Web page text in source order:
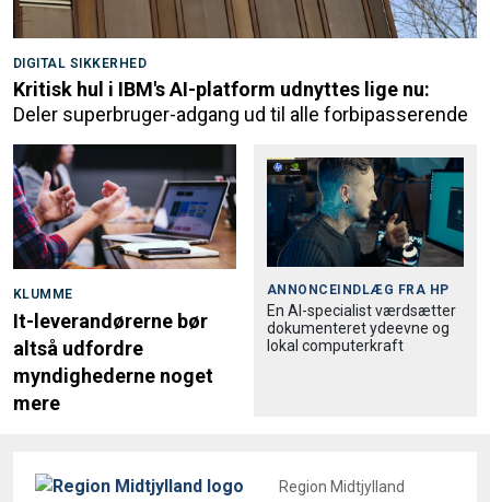
DIGITAL SIKKERHED
Kritisk hul i IBM's AI-platform udnyttes lige nu:
Deler superbruger-adgang ud til alle forbipasserende
KLUMME
It-leverandørerne bør
altså udfordre
myndighederne noget
mere
ANNONCEINDLÆG FRA HP
En AI-specialist værdsætter
dokumenteret ydeevne og
lokal computerkraft
Region Midtjylland